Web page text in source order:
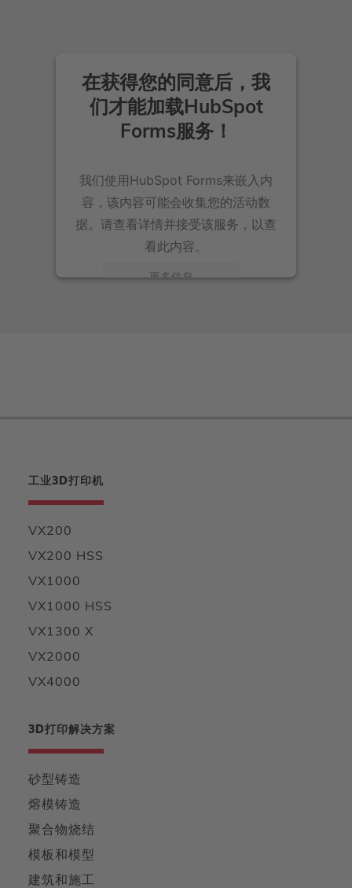
在获得您的同意后，我
们才能加载HubSpot
Forms服务！
我们使用HubSpot Forms来嵌入内
容，该内容可能会收集您的活动数
据。请查看详情并接受该服务，以查
看此内容。
更多信息
工业3D打印机
VX200
VX200 HSS
VX1000
VX1000 HSS
VX1300 X
VX2000
VX4000
3D打印解决方案
砂型铸造
熔模铸造
聚合物烧结
模板和模型
建筑和施工